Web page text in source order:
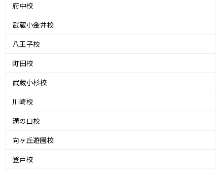
府中校
武蔵小金井校
八王子校
町田校
武蔵小杉校
川崎校
溝の口校
向ヶ丘遊園校
登戸校